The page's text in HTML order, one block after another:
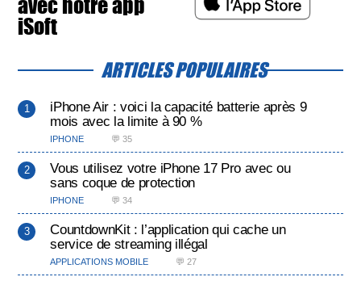
iSoft
ARTICLES POPULAIRES
iPhone Air : voici la capacité batterie après 9
mois avec la limite à 90 %
IPHONE 💬 35
Vous utilisez votre iPhone 17 Pro avec ou
sans coque de protection
IPHONE 💬 34
CountdownKit : l’application qui cache un
service de streaming illégal
APPLICATIONS MOBILE 💬 27